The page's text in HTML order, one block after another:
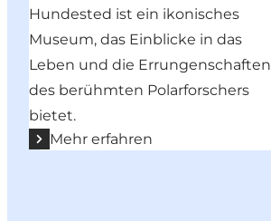
Hundested ist ein ikonisches
Museum, das Einblicke in das
Leben und die Errungenschaften
des berühmten Polarforschers
bietet.
Mehr erfahren